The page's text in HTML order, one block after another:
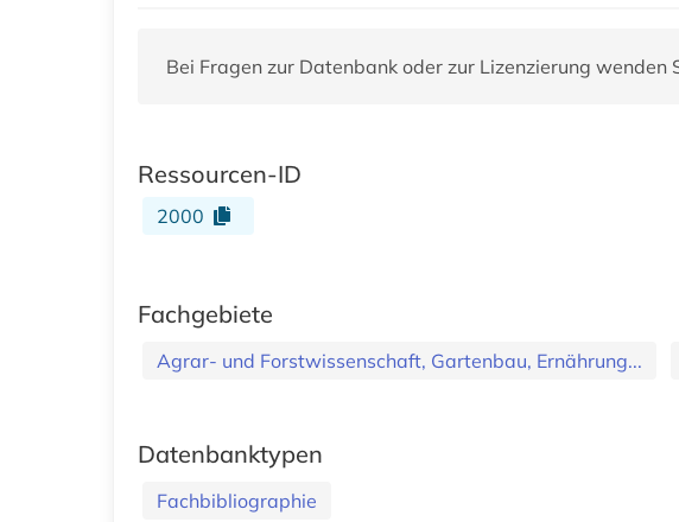
Bei Fragen zur Datenbank oder zur Lizenzierung wenden
Ressourcen-ID
2000
Fachgebiete
Agrar- und Forstwissenschaft, Gartenbau, Ernährung...
Datenbanktypen
Fachbibliographie